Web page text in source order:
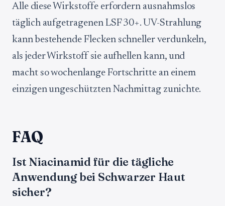
Alle diese Wirkstoffe erfordern ausnahmslos
täglich aufgetragenen LSF 30+. UV-Strahlung
kann bestehende Flecken schneller verdunkeln,
als jeder Wirkstoff sie aufhellen kann, und
macht so wochenlange Fortschritte an einem
einzigen ungeschützten Nachmittag zunichte.
FAQ
Ist Niacinamid für die tägliche
Anwendung bei Schwarzer Haut
sicher?